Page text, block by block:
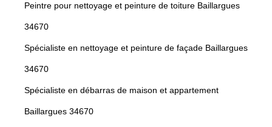
Peintre pour nettoyage et peinture de toiture Baillargues
34670
Spécialiste en nettoyage et peinture de façade Baillargues
34670
Spécialiste en débarras de maison et appartement
Baillargues 34670